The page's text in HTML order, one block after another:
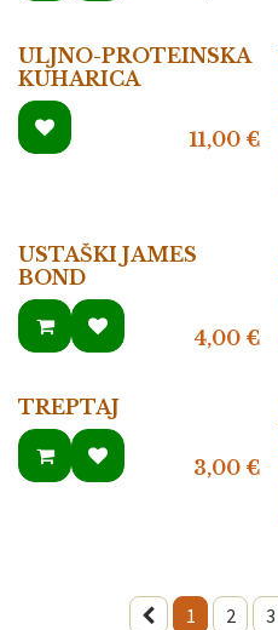
ULJNO-PROTEINSKA
KUHARICA
11,00€
USTAŠKI JAMES
BOND
4,00€
TREPTAJ
3,00€
1 2 3